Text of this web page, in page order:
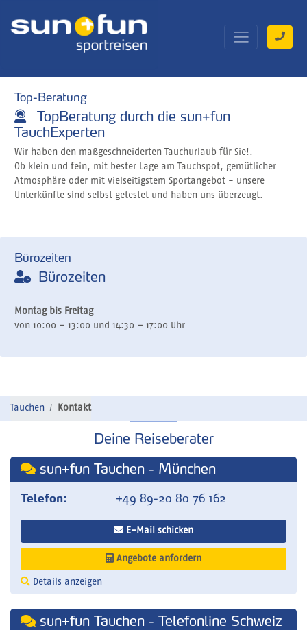
Top-Beratung
TopBeratung durch die sun+fun
TauchExperten
Wir haben den maßgeschneiderten Tauchurlaub für Sie!.
Ob klein und fein, mit bester Lage am Tauchspot, gemütlicher
Atmosphäre oder mit vielseitigstem Sportangebot - unsere
Unterkünfte sind selbst getestet und haben uns überzeugt.
Bürozeiten
Bürozeiten
Montag bis Freitag
von 10:00 – 13:00 und 14:30 – 17:00 Uhr
Tauchen Kontakt
Deine Reiseberater
sun+fun Tauchen - München
Telefon: +49 89-20 80 76 162
E-Mail schicken
Angebote anfordern
Details anzeigen
sun+fun Tauchen - Telefonline Schweiz